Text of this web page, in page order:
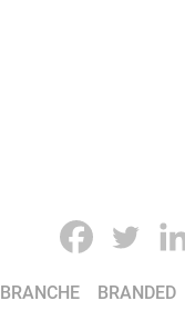
BRANCHE BRANDED